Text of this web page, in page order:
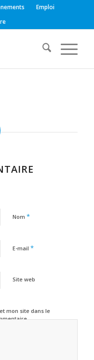
Emploi
Nom *
E-mail *
Site web
mon site dans le